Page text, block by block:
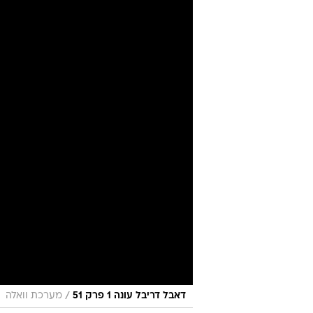
דאבל דריבל עונה 1 פרק 51 / מערכת וואלה